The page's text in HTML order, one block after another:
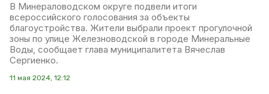
В Минераловодском округе подвели итоги
всероссийского голосования за объекты
благоустройства. Жители выбрали проект прогулочной
зоны по улице Железноводской в городе Минеральные
Воды, сообщает глава муниципалитета Вячеслав
Сергиенко.
11 мая 2024, 12:12